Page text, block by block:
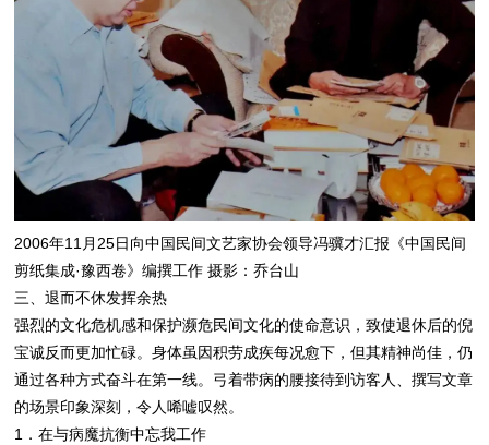
2006年11月25日向中国民间文艺家协会领导冯骥才汇报《中国民间
剪纸集成·豫西卷》编撰工作 摄影：乔台山
三、退而不休发挥余热
强烈的文化危机感和保护濒危民间文化的使命意识，致使退休后的倪
宝诚反而更加忙碌。身体虽因积劳成疾每况愈下，但其精神尚佳，仍
通过各种方式奋斗在第一线。弓着带病的腰接待到访客人、撰写文章
的场景印象深刻，令人唏嘘叹然。
1．在与病魔抗衡中忘我工作